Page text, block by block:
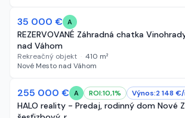
NOVÉ
35 000 € A
REZERVOVANÉ Záhradná chatka
nad Váhom
Rekreačný objekt · 410 m²
Nové Mesto nad Váhom
NOVÉ
255 000 € A ROI:10,1% Výnos:2 148 €/
HALO reality - Predaj, rodinný dom Nové